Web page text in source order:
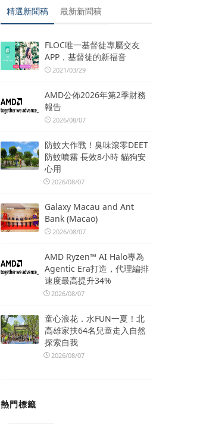
精選新聞稿 最新新聞稿
FLOC唯一基督徒專屬交友
APP，基督徒的新福音
2021/03/29
AMD公佈2026年第2季財務
報告
2026/08/07
防蚊大作戰！臭味滾零DEET
防蚊噴霧 長效8小時 貓狗安
心用
2026/08/07
Galaxy Macau and Ant
Bank (Macao)
2026/08/07
AMD Ryzen™ AI Halo專為
Agentic Era打造，代理編排
速度最高提升34%
2026/08/07
童心浪花．水FUN一夏！北
高雄家扶64名兒童走入自然
探索自我
2026/08/07
熱門標籤